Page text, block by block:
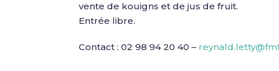
vente de kouigns et de jus de fruit.
Entrée libre.
Contact : 02 98 94 20 40 –